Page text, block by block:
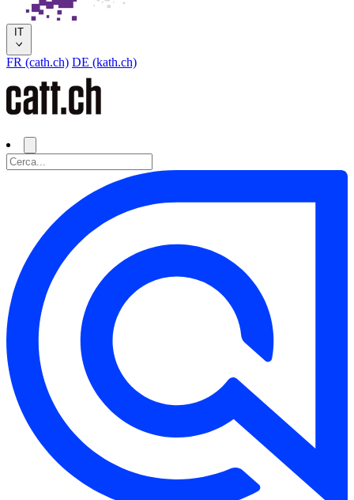
IT
FR (cath.ch) DE (kath.ch)